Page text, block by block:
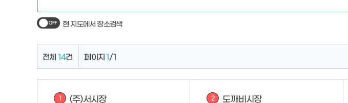
현 지도에서 장소검색
전체 14건 페이지 1 /1
1 (주)서시장 2 도깨비시장